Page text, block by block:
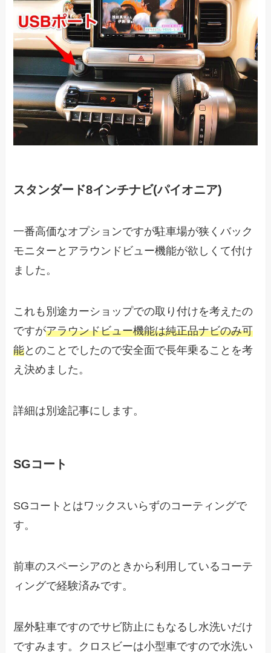
スタンダード8インチナビ(パイオニア)
一番高価なオプションですが駐車場が狭くバック
モニターとアラウンドビュー機能が欲しくて付け
ました。
これも別途カーショップでの取り付けを考えたの
ですがアラウンドビュー機能は純正品ナビのみ可
能とのことでしたので安全面で長年乗ることを考
え決めました。
詳細は別途記事にします。
SGコート
SGコートとはワックスいらずのコーティングで
す。
前車のスペーシアのときから利用しているコーテ
ィングで経験済みです。
屋外駐車ですのでサビ防止にもなるし水洗いだけ
ですみます。クロスビーは小型車ですので水洗い